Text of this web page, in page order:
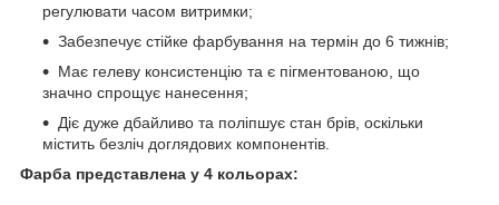
регулювати часом витримки;
Забезпечує стійке фарбування на термін до 6 тижнів;
Має гелеву консистенцію та є пігментованою, що
значно спрощує нанесення;
Діє дуже дбайливо та поліпшує стан брів, оскільки
містить безліч доглядових компонентів.
Фарба представлена у 4 кольорах: